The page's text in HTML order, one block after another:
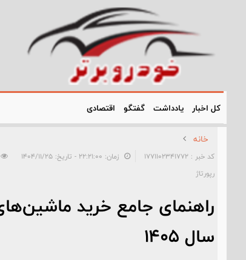
کل اخبار یادداشت گفتگو اقتصادی
خانه
کد خبر : 1771102341772 زمان: ۲۲:۲۱:۰۰ - تاریخ: ۱۴۰۴/۱۱/۲۵
رپورتاژ
راهنمای جامع خرید
سال ۱۴۰۵